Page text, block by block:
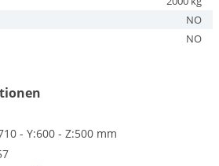
NO
NO
- Y:600 - Z:500 mm